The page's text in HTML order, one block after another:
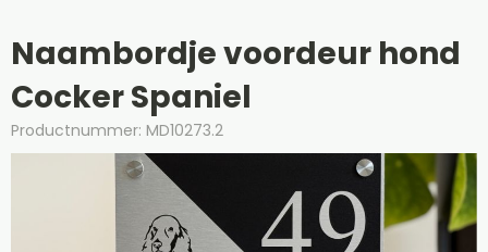
Naambordje voordeur hond
Cocker Spaniel
Productnummer: MD10273.2